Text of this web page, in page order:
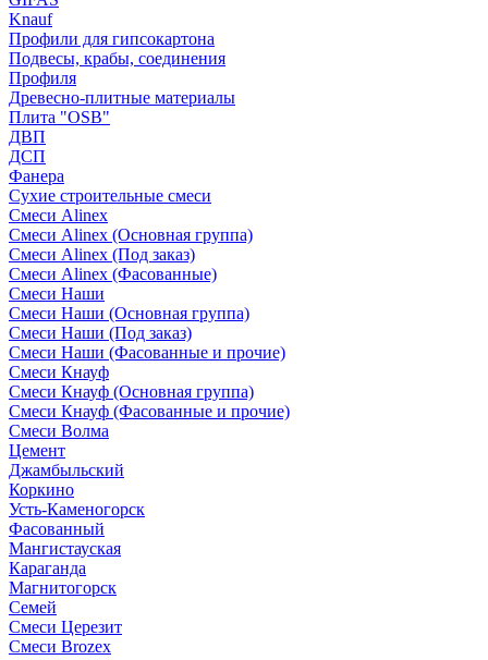
Knauf
Профили для гипсокартона
Подвесы, крабы, соединения
Профиля
Древесно-плитные материалы
Плита "OSB"
ДВП
ДСП
Фанера
Сухие строительные смеси
Смеси Alinex
Смеси Alinex (Основная группа)
Смеси Alinex (Под заказ)
Смеси Alinex (Фасованные)
Смеси Наши
Смеси Наши (Основная группа)
Смеси Наши (Под заказ)
Смеси Наши (Фасованные и прочие)
Смеси Кнауф
Смеси Кнауф (Основная группа)
Смеси Кнауф (Фасованные и прочие)
Смеси Волма
Цемент
Джамбыльский
Коркино
Усть-Каменогорск
Фасованный
Мангистауская
Караганда
Магнитогорск
Семей
Смеси Церезит
Смеси Brozex